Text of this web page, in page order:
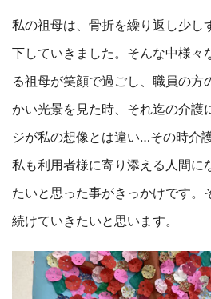
私の祖母は、骨折を繰り返し少し
下していきました。そんな中様々
る祖母が笑顔で過ごし、職員の方
かい光景を見た時、それ迄の介護
ジが私の想像とは違い…その時介
私も利用者様に寄り添える人間に
たいと思った事がきっかけです。
続けていきたいと思います。